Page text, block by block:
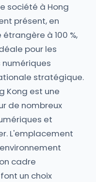
société à Hong
présent, en
à 100 %,
pour les
stratégique.
Kong est une
de nombreux
et
L'emplacement
cadre
un choix